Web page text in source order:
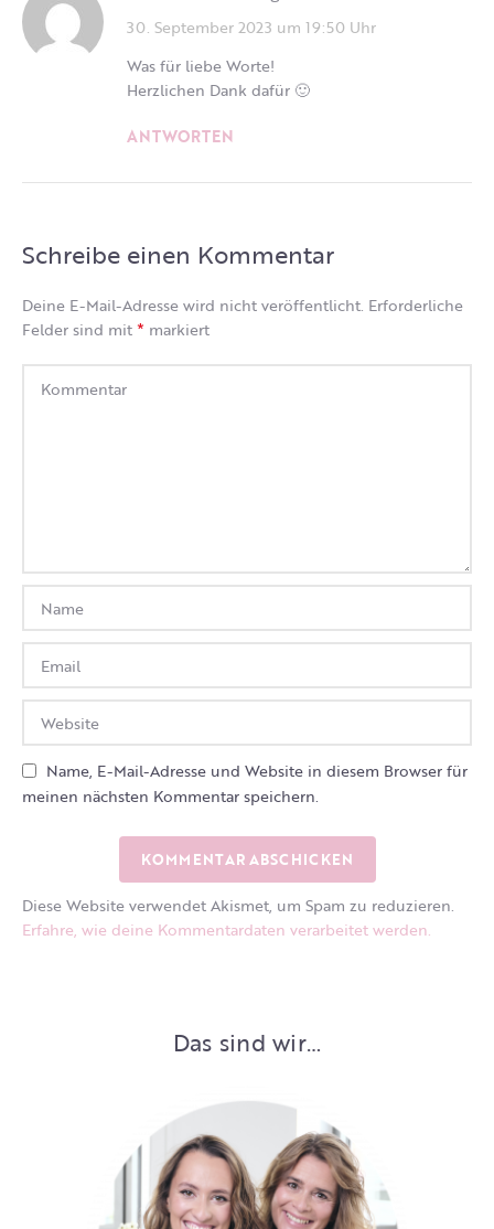
30. September 2023 um 19:50 Uhr
Was für liebe Worte!
Herzlichen Dank dafür 🙂
ANTWORTEN
Schreibe einen Kommentar
Deine E-Mail-Adresse wird nicht veröffentlicht. Erforderliche
Felder sind mit* markiert
Name, E-Mail-Adresse und Website in diesem Browser für
meinen nächsten Kommentar speichern.
Diese Website verwendet Akismet, um Spam zu reduzieren.
Erfahre, wie deine Kommentardaten verarbeitet werden.
Das sind wir…